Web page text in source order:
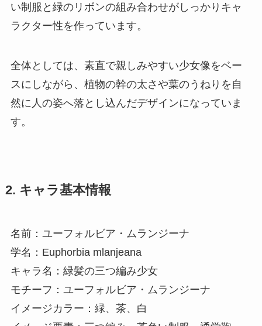
い制服と緑のリボンの組み合わせがしっかりキャ
ラクター性を作っています。
全体としては、素直で親しみやすい少女像をベー
スにしながら、植物の幹の太さや葉のうねりを自
然に人の姿へ落とし込んだデザインになっていま
す。
2. キャラ基本情報
名前：ユーフォルビア・ムランジーナ
学名：Euphorbia mlanjeana
キャラ名：緑髪の三つ編み少女
モチーフ：ユーフォルビア・ムランジーナ
イメージカラー：緑、茶、白